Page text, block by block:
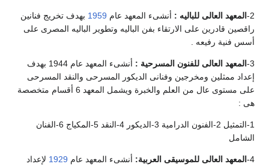
2- المعهد العالى للباليه : أنشىء المعهد عام 1959 بهدف تخريج فنانين
راقصين قادرين على الارتقاء بفن الباليه وتطوير الباليه المصرى على
أسس فنية رفيعه .
3- المعهد العالى للفنون المسرحية :
أنشىء المعهد عام 1944 بهدف
إعداد ممثلين ومخرجين وفنانى الديكور المسرحى والنقد المسرحى
على مستوى عال من العلم والخبرة ويشمل المعهد 6 أقسام متخصصة
هى :
1-التمثيل 2-الفنون الدرامية 3-الديكور 4-النقد 5-المكياج 6-الفنان
الشامل
4- المعهد العالى للموسيقى العربية: أنشىء المعهد عام 1929 لإعداد